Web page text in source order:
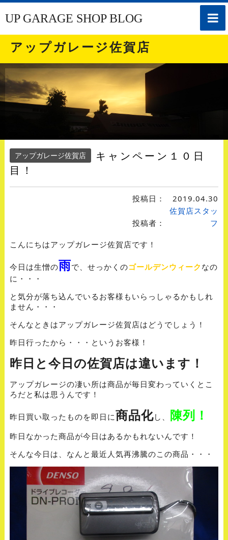
toggle
UP GARAGE SHOP BLOG
アップガレージ佐賀店
アップガレージ佐賀店
キャンペーン１０日
目！
投稿日： 2019.04.30
投稿者：
佐賀店スタッ
フ
こんにちはアップガレージ佐賀店です！
今日は生憎の雨で、せっかくのゴールデンウィーク なの
に・・・
と気分が落ち込んでいるお客様もいらっしゃるかもしれ
ません・・・
そんなときはアップガレージ佐賀店はどうでしょう！
昨日行ったから・・・というお客様！
昨日と今日の佐賀店は違います！
アップガレージの凄い所は商品が毎日変わっていくとこ
ろだと私は思うんです！
昨日買い取ったものを即日に商品化し、 陳列！
昨日なかった商品が今日はあるかもれないんです！
そんな今日は、なんと最近人気再沸騰のこの商品・・・